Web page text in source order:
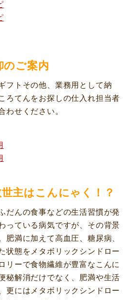
のご案内
フトその他、業務用として納
ろてんをお探しの仕入れ担当者
わせください。
主はこんにゃく！？
だんの食事などの生活習慣が発
っている病気ですが、その背景
肥満に加えて高血圧、糖尿病、
状態をメタボリックシンドロー
リーで食物繊維が豊富なこんに
秘解消だけでなく、肥満や生活
更にはメタボリックシンドロー